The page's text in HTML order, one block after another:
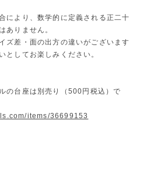
により、数学的に定義される正二十
ありません。
ズ差・面の出方の違いがございます
としてお楽しみください。
の台座は別売り（500円税込）で
items/36699153